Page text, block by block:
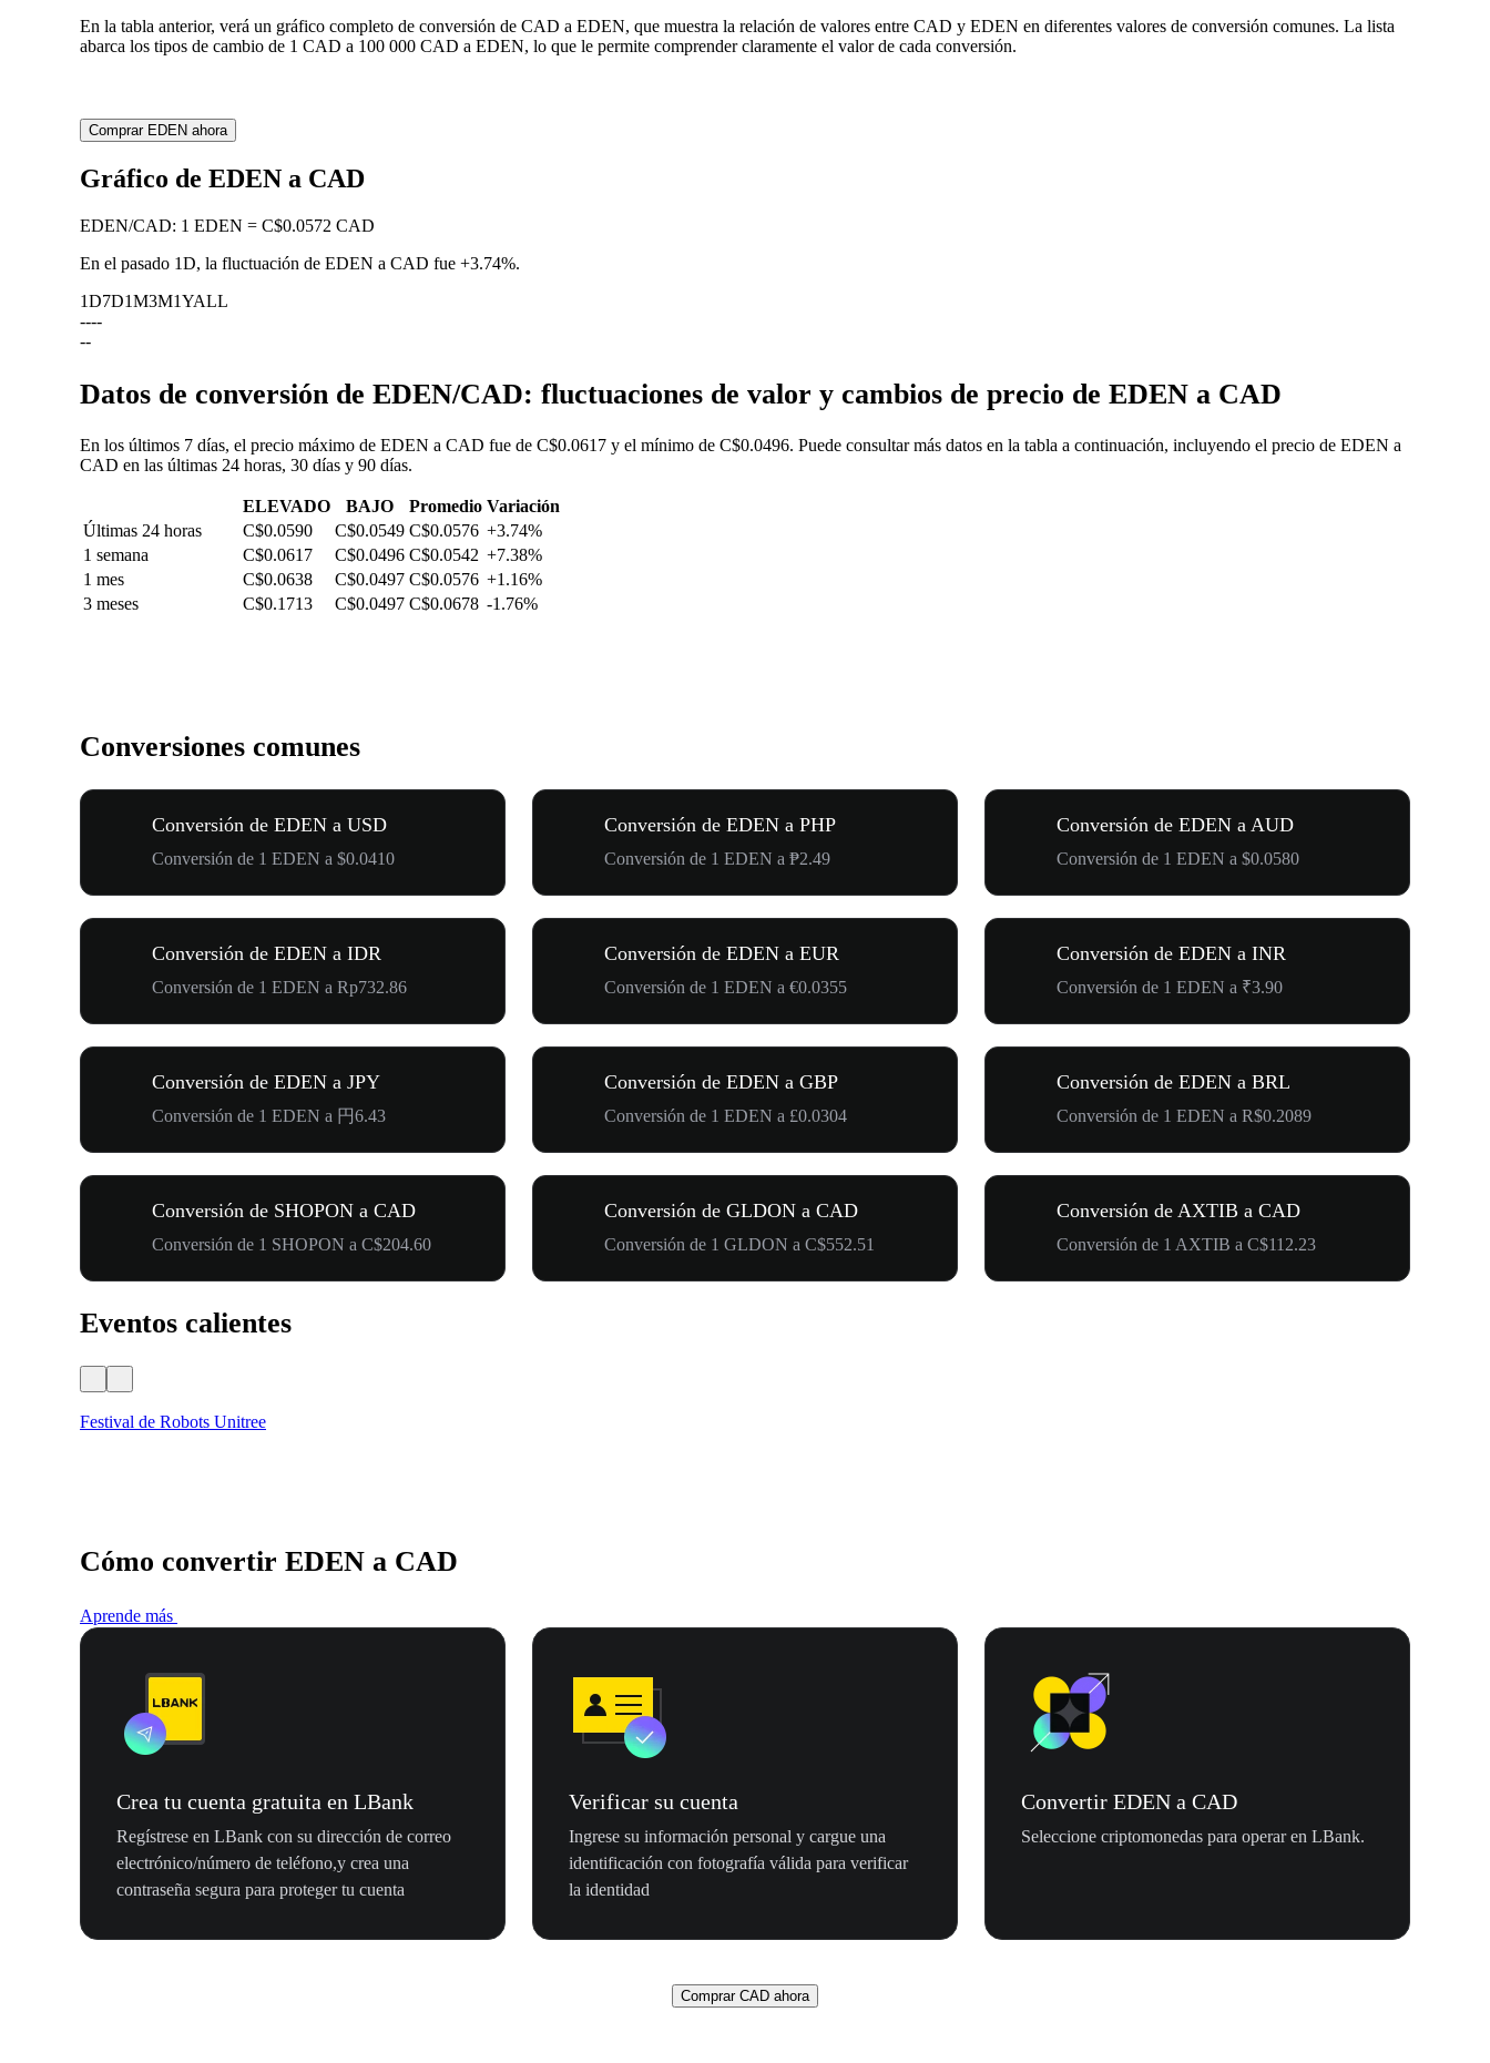
En la tabla anterior, verá un gráfico completo de conversión de CAD a EDEN, que muestra la relación de valores entre CAD y EDEN en diferentes valores de conversión comunes. La lista
abarca los tipos de cambio de 1 CAD a 100 000 CAD a EDEN, lo que le permite comprender claramente el valor de cada conversión.
Comprar EDEN ahora
Gráfico de EDEN a CAD
EDEN/CAD: 1 EDEN = C$0.0572 CAD
En el pasado 1D, la fluctuación de EDEN a CAD fue +3.74%.
1D7D1M3M1YALL
----
--
Datos de conversión de EDEN/CAD: fluctuaciones de valor y cambios de precio de EDEN a CAD
En los últimos 7 días, el precio máximo de EDEN a CAD fue de C$0.0617 y el mínimo de C$0.0496. Puede consultar más datos en la tabla a continuación, incluyendo el precio de EDEN a
CAD en las últimas 24 horas, 30 días y 90 días.
ELEVADO BAJO Promedio Variación
Últimas 24 horas
C$0.0590 C$0.0549 C$0.0576 +3.74%
1 semana
C$0.0617 C$0.0496 C$0.0542 +7.38%
1 mes
C$0.0638 C$0.0497 C$0.0576 +1.16%
3 meses
C$0.1713 C$0.0497 C$0.0678 -1.76%
Conversiones comunes
Conversión de EDEN a USD
Conversión de 1 EDEN a $0.0410
Conversión de EDEN a PHP
Conversión de 1 EDEN a ₱2.49
Conversión de EDEN a AUD
Conversión de 1 EDEN a $0.0580
Conversión de EDEN a IDR
Conversión de 1 EDEN a Rp732.86
Conversión de EDEN a EUR
Conversión de 1 EDEN a €0.0355
Conversión de EDEN a INR
Conversión de 1 EDEN a ₹3.90
Conversión de EDEN a JPY
Conversión de 1 EDEN a 円6.43
Conversión de EDEN a GBP
Conversión de 1 EDEN a £0.0304
Conversión de EDEN a BRL
Conversión de 1 EDEN a R$0.2089
Conversión de SHOPON a CAD
Conversión de 1 SHOPON a C$204.60
Conversión de GLDON a CAD
Conversión de 1 GLDON a C$552.51
Conversión de AXTIB a CAD
Conversión de 1 AXTIB a C$112.23
Eventos calientes
Festival de Robots Unitree
Cómo convertir EDEN a CAD
Aprende más
Crea tu cuenta gratuita en LBank
Regístrese en LBank con su dirección de correo
electrónico/número de teléfono,y crea una
contraseña segura para proteger tu cuenta
Verificar su cuenta
Ingrese su información personal y cargue una
identificación con fotografía válida para verificar
la identidad
Convertir EDEN a CAD
Seleccione criptomonedas para operar en LBank.
Comprar CAD ahora